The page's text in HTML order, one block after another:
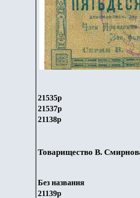
21535р
21537р
21138р
Товарищество В.
Без названия
21139р